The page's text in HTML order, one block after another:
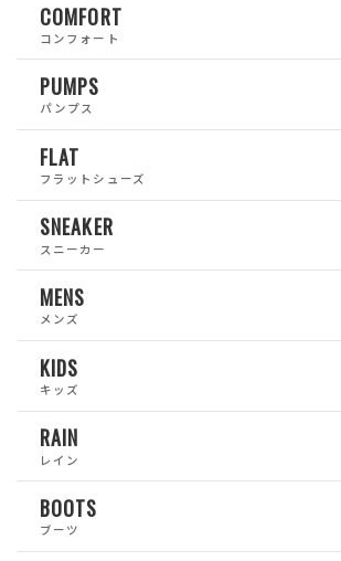
COMFORT
コンフォート
PUMPS
パンプス
FLAT
フラットシューズ
SNEAKER
スニーカー
MENS
メンズ
KIDS
キッズ
RAIN
レイン
BOOTS
ブーツ